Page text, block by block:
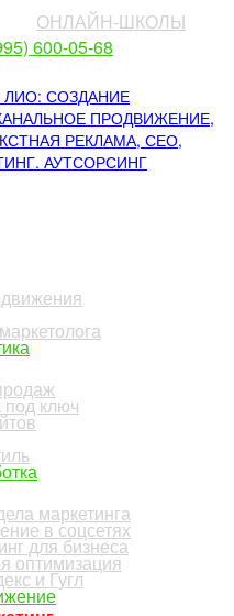
ОНЛАЙН-ШКОЛЫ
600-05-68
ключ
маркетинга
в соцсетях
для бизнеса
оптимизация
и Гугл